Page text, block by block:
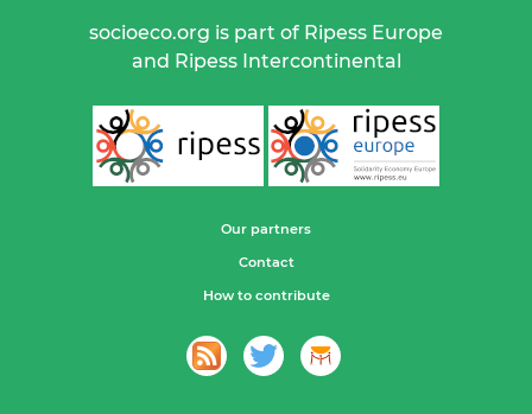
socioeco.org is part of Ripess Europe
and Ripess Intercontinental
Our partners
Contact
How to contribute